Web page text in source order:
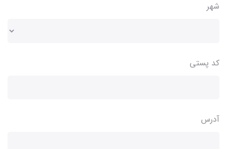
شهر
کد پستی
آدرس